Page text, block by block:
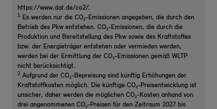
https://www.dat.de/co2/.
1 Es werden nur die CO₂-Emissionen angegeben, die durch den
Betrieb des Pkw entstehen. CO₂-Emissionen, die durch die
Produktion und Bereitstellung des Pkw sowie des Kraftstoffes
bzw. der Energieträger entstehen oder vermieden werden,
werden bei der Ermittlung der CO₂-Emissionen gemäß WLTP
nicht berücksichtigt.
2 Aufgrund der CO₂-Bepreisung sind künftig Erhöhungen der
Kraftstoffkosten möglich. Die künftige CO₂-Preisentwicklung ist
unsicher, daher werden die möglichen CO₂-Kosten anhand von
drei angenommenen CO₂-Preisen für den Zeitraum 2027 bis